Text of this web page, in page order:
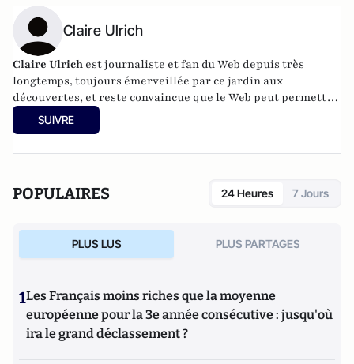
Claire Ulrich
Claire Ulrich est journaliste et fan du Web depuis très
longtemps, toujours émerveillée par ce jardin aux
découvertes, et reste convaincue que le Web peut permettre
quelque chose de pas si mal : que les humains
communiquent directement entre eux et partagent la chose
SUIVRE
POPULAIRES 24 Heures 7 Jours
PLUS LUS PLUS PARTAGES
1Les Français moins riches que la moyenne
européenne pour la 3e année consécutive : jusqu'où
ira le grand déclassement ?